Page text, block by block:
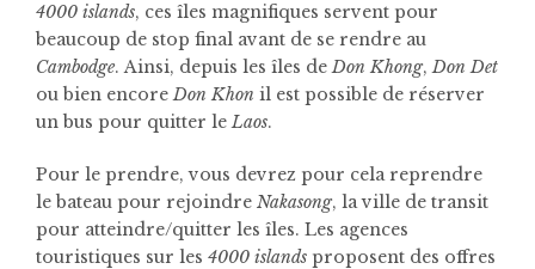
4000 islands, ces îles magnifiques servent pour
beaucoup de stop final avant de se rendre au
Cambodge.Ainsi, depuis les îles deDon Khong,Don Det
ou bien encoreDon Khon il est possible de réserver
un bus pour quitter leLaos.
Pour le prendre, vous devrez pour cela reprendre
le bateau pour rejoindre Nakasong, la ville de transit
pour atteindre/quitter les îles. Les agences
touristiques sur les 4000 islands proposent des offres